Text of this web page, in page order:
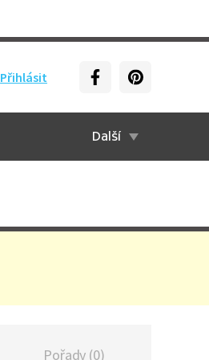
Přihlásit
Další
Pořady (0)